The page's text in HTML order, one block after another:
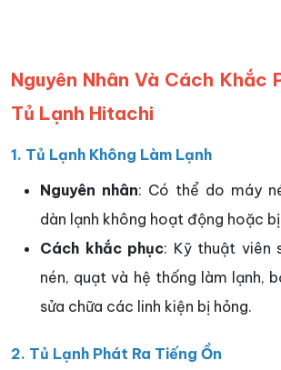
Nguyên Nhân Và Cách Khắc
Tủ Lạnh Hitachi
1. Tủ Lạnh Không Làm Lạnh
Nguyên nhân: Có thể do máy
dàn lạnh không hoạt động hoặc
Cách khắc phục: Kỹ thuật viên
nén, quạt và hệ thống làm lạnh,
sửa chữa các linh kiện bị hỏng.
2. Tủ Lạnh Phát Ra Tiếng Ồn